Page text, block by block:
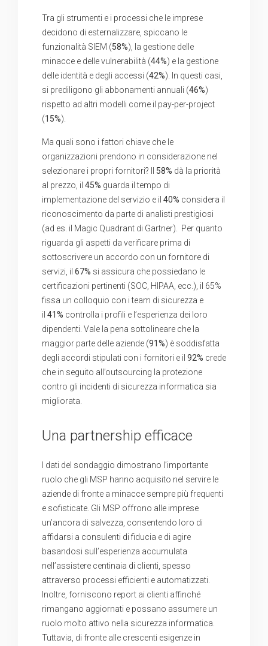
Tra gli strumenti e i processi che le imprese
decidono di esternalizzare, spiccano le
funzionalità SIEM (58%), la gestione delle
minacce e delle vulnerabilità (44%) e la gestione
delle identità e degli accessi (42%). In questi casi,
si prediligono gli abbonamenti annuali (46%)
rispetto ad altri modelli come il pay-per-project
(15%).
Ma quali sono i fattori chiave che le
organizzazioni prendono in considerazione nel
selezionare i propri fornitori? Il 58% dà la priorità
al prezzo, il 45% guarda il tempo di
implementazione del servizio e il 40% considera il
riconoscimento da parte di analisti prestigiosi
(ad es. il Magic Quadrant di Gartner). Per quanto
riguarda gli aspetti da verificare prima di
sottoscrivere un accordo con un fornitore di
servizi, il 67% si assicura che possiedano le
certificazioni pertinenti (SOC, HIPAA, ecc.), il 65%
fissa un colloquio con i team di sicurezza e
il 41% controlla i profili e l’esperienza dei loro
dipendenti. Vale la pena sottolineare che la
maggior parte delle aziende (91%) è soddisfatta
degli accordi stipulati con i fornitori e il 92% crede
che in seguito all’outsourcing la protezione
contro gli incidenti di sicurezza informatica sia
migliorata.
Una partnership efficace
I dati del sondaggio dimostrano l’importante
ruolo che gli MSP hanno acquisito nel servire le
aziende di fronte a minacce sempre più frequenti
e sofisticate. Gli MSP offrono alle imprese
un’ancora di salvezza, consentendo loro di
affidarsi a consulenti di fiducia e di agire
basandosi sull’esperienza accumulata
nell’assistere centinaia di clienti, spesso
attraverso processi efficienti e automatizzati.
Inoltre, forniscono report ai clienti affinché
rimangano aggiornati e possano assumere un
ruolo molto attivo nella sicurezza informatica.
Tuttavia, di fronte alle crescenti esigenze in